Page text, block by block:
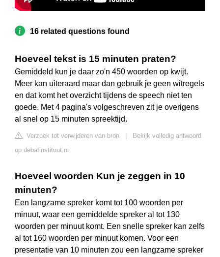
16 related questions found
Hoeveel tekst is 15 minuten praten?
Gemiddeld kun je daar zo'n 450 woorden op kwijt.
Meer kan uiteraard maar dan gebruik je geen witregels
en dat komt het overzicht tijdens de speech niet ten
goede. Met 4 pagina's volgeschreven zit je overigens
al snel op 15 minuten spreektijd.
Verzoek tot verwijderen van bron
Bekijk volledig antwoord
op debatinstituut.nl
Hoeveel woorden Kun je zeggen in 10
minuten?
Een langzame spreker komt tot 100 woorden per
minuut, waar een gemiddelde spreker al tot 130
woorden per minuut komt. Een snelle spreker kan zelfs
al tot 160 woorden per minuut komen. Voor een
presentatie van 10 minuten zou een langzame spreker